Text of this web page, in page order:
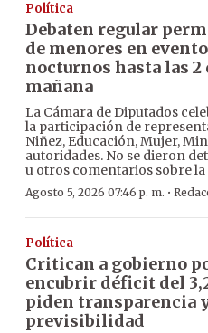
Política
Debaten regular
de menores en
nocturnos hasta las 2
mañana
La Cámara de Diputados
la participación de
Niñez, Educación, Mujer,
autoridades. No se dieron
u otros comentarios sobre
Agosto 5, 2026 07:46 p. m. ·
Política
Critican a gobierno
encubrir déficit del
piden transparencia
previsibilidad